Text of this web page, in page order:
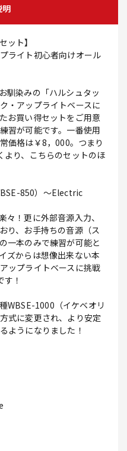
明
ット】
ライト初心者向けオール
馴染みの「ハルシュタッ
・アップライトベースに
お買い得セットをご用意
習が可能です。一番使用
価格は￥8，000。つまり
より、こちらのセットのほ
850）～Electric
々！更に外部音源入力、
り、お手持ちの音源（ス
一本のみで練習が可能と
ズからは想像出来ない本
ップライトベースに挑戦
！
WBSE-1000（イケベオリ
式に変更され、より安定
ようになりました！